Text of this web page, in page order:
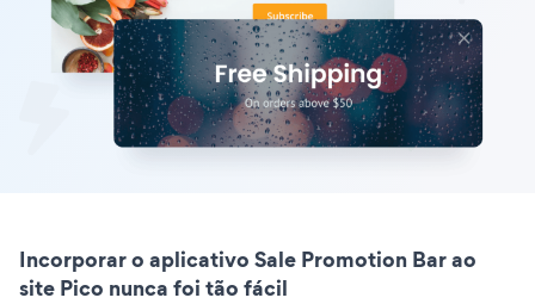
Incorporar o aplicativo Sale Promotion Bar ao
site Pico nunca foi tão fácil